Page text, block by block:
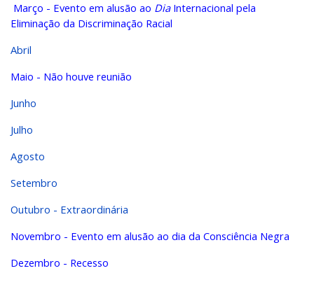
Março - Evento em alusão ao DiaInternacional pela
Eliminação da Discriminação Racial
Abril
Maio - Não houve reunião
Junho
Julho
Agosto
Setembro
Outubro - Extraordinária
Novembro - Evento em alusão ao dia da Consciência Negra
Dezembro - Recesso